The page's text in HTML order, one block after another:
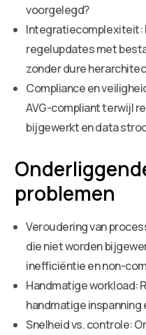
voorgelegd?
Integratiecomplexiteit:
regelupdates met
zonder dure
Compliance en
AVG-compliant terwijl
bijgewerkt en data
problemen
Veroudering van
die niet worden
inefficiëntie en non-
Handmatige workload:
handmatige
Snelheid vs. controle: